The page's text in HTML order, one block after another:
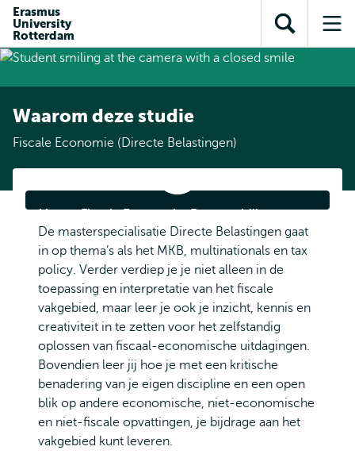
inhoud
gaan
gaan
Direct naar
subnavigatie
Erasmus
University
Rotterdam
Toon
zoekveld
Waarom deze studie
Fiscale Economie (Directe Belastingen)
Fiscale
verschillen
Indirecte
en
Directe
Belastingen
Master Fiscale Economie: De verschillen tussen
Indirecte en Directe Belastingen
De masterspecialisatie Directe Belastingen gaat
in op thema’s als het MKB, multinationals en tax
policy. Verder verdiep je je niet alleen in de
toepassing en interpretatie van het fiscale
vakgebied, maar leer je ook je inzicht, kennis en
creativiteit in te zetten voor het zelfstandig
oplossen van fiscaal-economische uitdagingen.
Bovendien leer jij hoe je met een kritische
benadering van je eigen discipline en een open
blik op andere economische, niet-economische
en niet-fiscale opvattingen, je bijdrage aan het
vakgebied kunt leveren.